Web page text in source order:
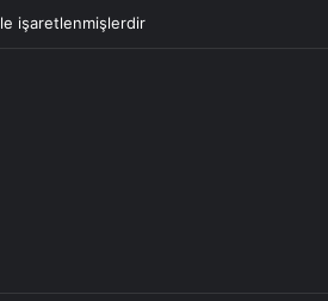
işaretlenmişlerdir